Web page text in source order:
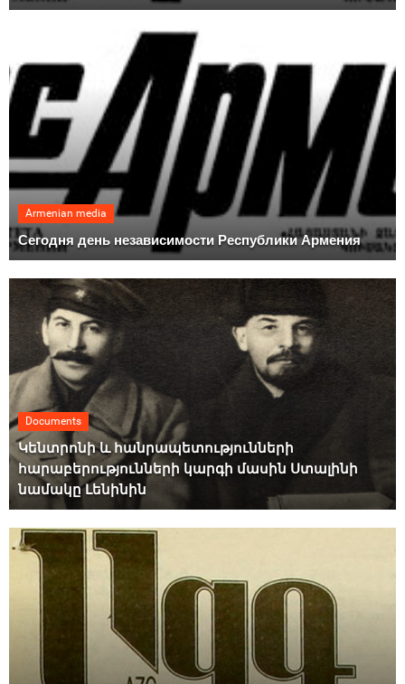
Armenian media
Сегодня день независимости Республики Армения
Documents
Կենտրոնի և հանրապետությունների
հարաբերությունների կարգի մասին Ստալինի
նամակը Լենինին